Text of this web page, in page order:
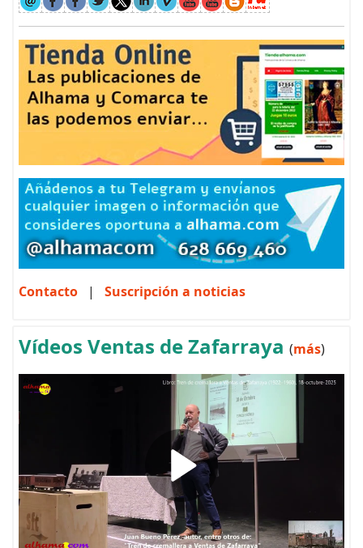
Contacto | Suscripción a noticias
Vídeos Ventas de Zafarraya (más)